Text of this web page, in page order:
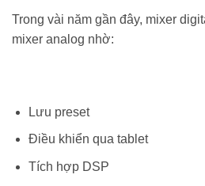
Trong vài năm gần đây, mixer
mixer analog nhờ:
Lưu preset
Điều khiển qua tablet
Tích hợp DSP